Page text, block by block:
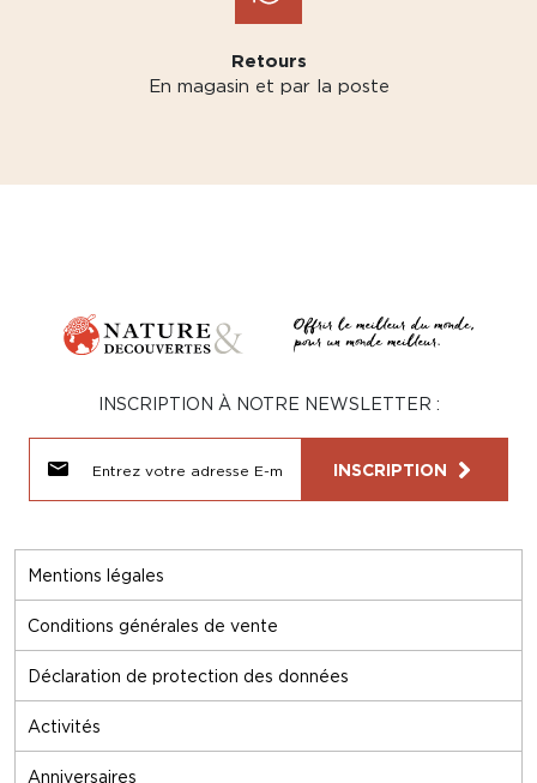
Retours
En magasin et par la poste
Mentions légales
Conditions générales de vente
Déclaration de protection des données
Activités
Anniversaires
INSCRIPTION À NOTRE NEWSLETTER :
INSCRIPTION